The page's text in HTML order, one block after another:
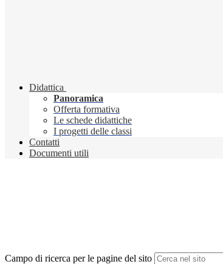
Didattica
Panoramica
Offerta formativa
Le schede didattiche
I progetti delle classi
Contatti
Documenti utili
Campo di ricerca per le pagine del sito